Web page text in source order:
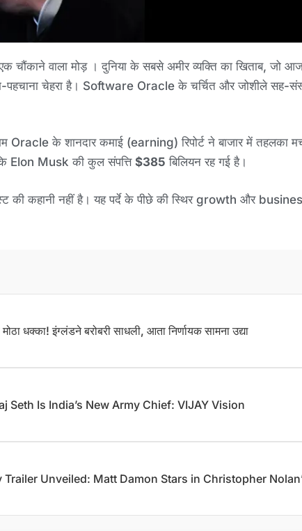
एक चौंकाने वाला मोड़ । दुनिया के सबसे अमीर व्यक्ति का खिताब,
पहचाना चेहरा है। Software Oracle के चर्चित और जोशीले सह-
Oracle के शानदार कमाई (earning) रिपोर्ट ने बाजार में तहलका
Elon Musk की कुल संपत्ति $385 बिलियन रह गई है।
की कहानी नहीं है। यह पर्दे के पीछे की स्थिर growth और
धक्का! इंग्लंडने बरोबरी साधली, आता निर्णायक सामना उद्या
Seth Is India’s New Army Chief: VIJAY Vision
Trailer Unveiled: Matt Damon Stars in Christopher